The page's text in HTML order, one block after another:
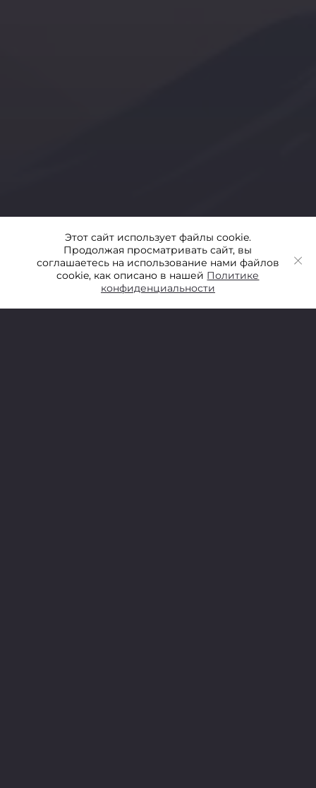
Этот сайт использует файлы cookie.
Продолжая просматривать сайт, вы
соглашаетесь на использование нами файлов
cookie, как описано в нашей Политике
конфиденциальности